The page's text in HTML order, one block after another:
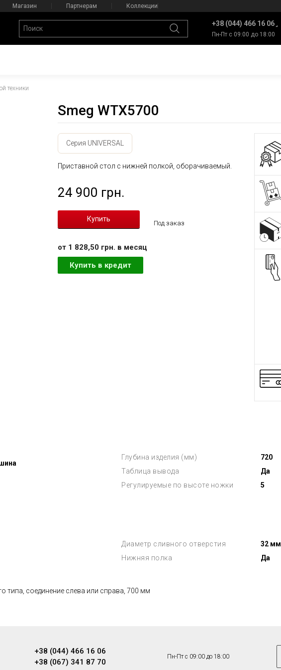
Магазин Партнерам Коллекции
+38 (044) 466 16 06
Пн-Пт с 09:00 до 18:00
техники
Smeg WTX5700
Серия UNIVERSAL
Приставной стол с нижней полкой, оборачиваемый.
24 900 грн.
Под заказ
от 1 828,50 грн. в месяц
Купить в кредит
Глубина изделия (мм)
720
Таблица вывода
Да
Регулируемые по высоте ножки
5
Диаметр сливного отверстия
32 мм
Нижняя полка
Да
соединение слева или справа, 700 мм
+38 (044) 466 16 06
+38 (067) 341 87 70
Пн-Пт с 09:00 до 18:00